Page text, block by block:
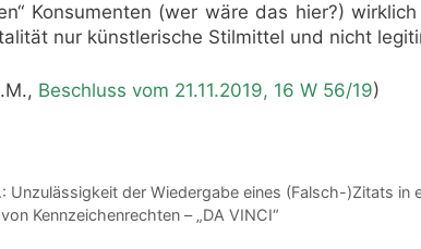
Konsumenten (wer wäre das hier?)
nur künstlerische Stilmittel und nicht
Beschluss vom 21.11.2019, 16 W 56/19)
Unzulässigkeit der Wiedergabe eines (Falsch-)Zitats in
Kennzeichenrechten – „DA VINCI“